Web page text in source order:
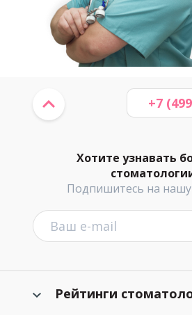
Хотите узнавать
Подпишитесь на нашу
+7
Рейтинги